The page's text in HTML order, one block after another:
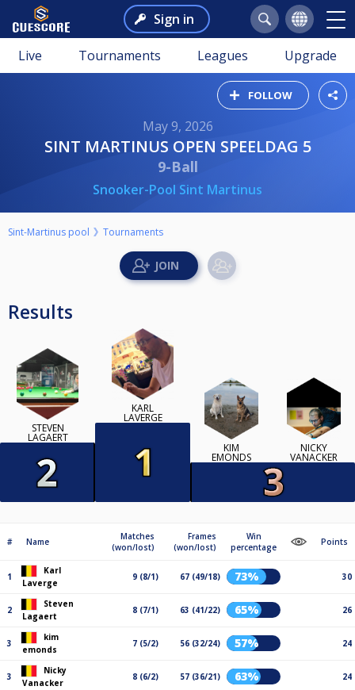
Sign in
Live Tournaments Leagues Upgrade
FOLLOW
May 9, 2026
SINT MARTINUS OPEN SPEELDAG 5
9-Ball
Snooker-Pool Sint Martinus
Sint-Martinus pool Tournaments
Results
STEVEN
LAGAERT
KARL
LAVERGE
KIM
EMONDS
NICKY
VANACKER
# Name
Matches
(won/lost)
Frames
(won/lost)
Win
percentage
Points
1
Karl
Laverge
9 (8/1) 67 (49/18) 73% 30
2
Steven
Lagaert
8 (7/1) 63 (41/22) 65% 26
3
kim
emonds
7 (5/2) 56 (32/24) 57% 24
3
Nicky
Vanacker
8 (6/2) 57 (36/21) 63% 24